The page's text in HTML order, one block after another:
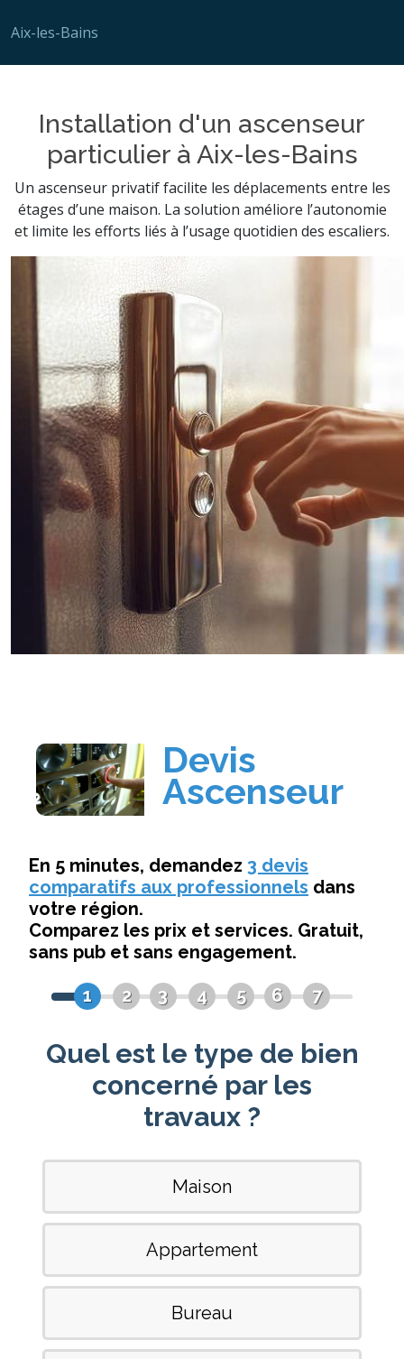
Aix-les-Bains
Installation d'un ascenseur
particulier à Aix-les-Bains
Un ascenseur privatif facilite les déplacements entre les
étages d’une maison. La solution améliore l’autonomie
et limite les efforts liés à l’usage quotidien des escaliers.